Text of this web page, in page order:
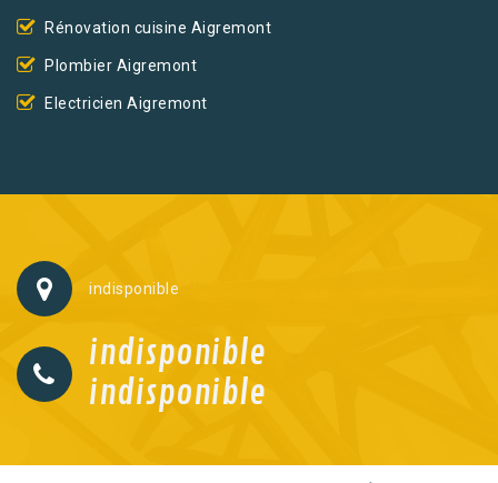
Rénovation cuisine Aigremont
Plombier Aigremont
Electricien Aigremont
indisponible
indisponible
indisponible